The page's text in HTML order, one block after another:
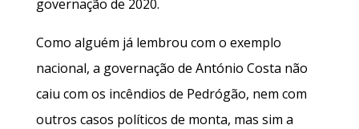
governação de 2020.
Como alguém já lembrou com o exemplo
nacional, a governação de António Costa não
caiu com os incêndios de Pedrógão, nem com
outros casos políticos de monta, mas sim a